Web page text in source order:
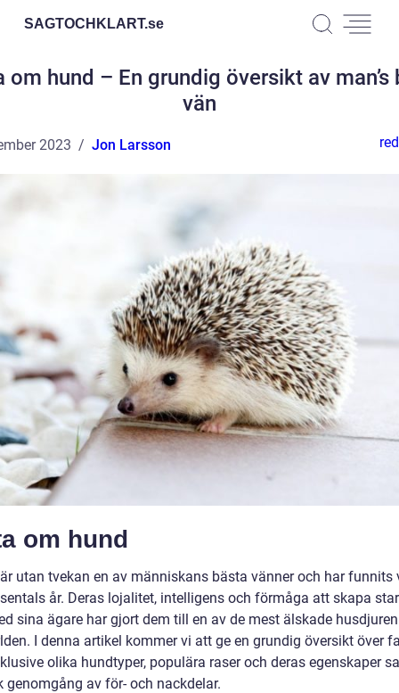
SAGTOCHKLART.se
om hund – En grundig översikt av man’s
vän
2023 Jon Larsson
om hund
utan tvekan en av människans bästa vänner och har funnits
år. Deras lojalitet, intelligens och förmåga att skapa
sina ägare har gjort dem till en av de mest älskade
I denna artikel kommer vi att ge en grundig översikt över
olika hundtyper, populära raser och deras egenskaper
genomgång av för- och nackdelar.